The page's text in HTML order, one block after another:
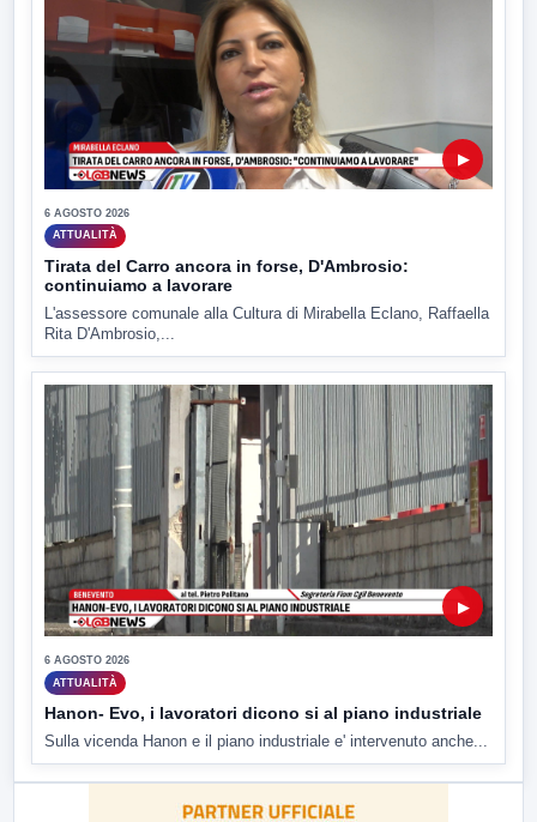
▶
6 AGOSTO 2026
ATTUALITÀ
Tirata del Carro ancora in forse, D'Ambrosio:
continuiamo a lavorare
L'assessore comunale alla Cultura di Mirabella Eclano, Raffaella
Rita D'Ambrosio,...
▶
6 AGOSTO 2026
ATTUALITÀ
Hanon- Evo, i lavoratori dicono si al piano industriale
Sulla vicenda Hanon e il piano industriale e' intervenuto anche...